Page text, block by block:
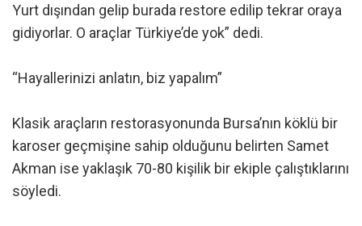
Yurt dışından gelip burada restore edilip tekrar oraya
gidiyorlar. O araçlar Türkiye’de yok” dedi.
“Hayallerinizi anlatın, biz yapalım”
Klasik araçların restorasyonunda Bursa’nın köklü bir
karoser geçmişine sahip olduğunu belirten Samet
Akman ise yaklaşık 70-80 kişilik bir ekiple çalıştıklarını
söyledi.